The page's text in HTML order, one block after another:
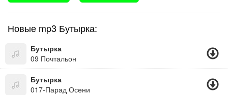
Новые mp3 Бутырка:
Бутырка
09 Почтальон
Бутырка
017-Парад Осени